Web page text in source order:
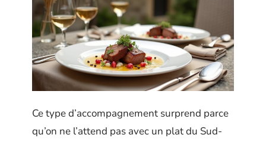
Ce type d’accompagnement surprend parce
qu’on ne l’attend pas avec un plat du Sud-